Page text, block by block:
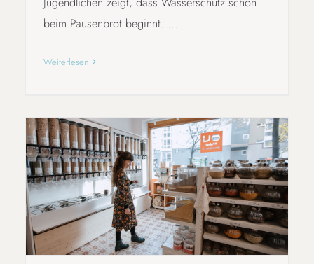
beim Pausenbrot beginnt. ...
Weiterlesen
NACHHALTIGES UNTERNEHMERTUM:
ORIGINAL UNVERPACKT